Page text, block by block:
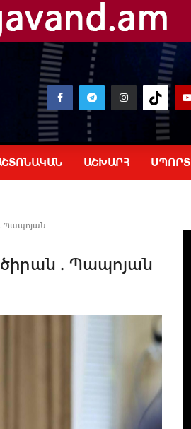
ԱՇԽԱՐՀ ՍՊՈՐՏ
. Պապոյան
ծիրան . Պապոյան